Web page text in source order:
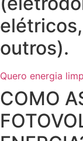
outros).
Quero energia
COMO